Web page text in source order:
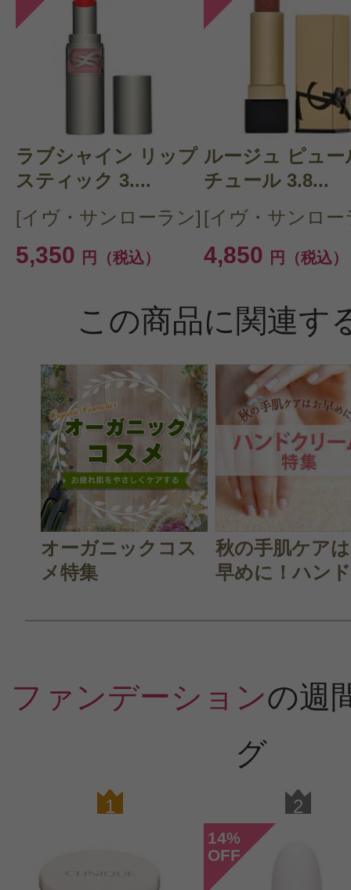
ラブシャイン リップ
スティック 3....
[イヴ・サンローラン]
5,350 円（税込）
ルージュ ピュー
チュール 3.8...
[イヴ・サンロー
4,850 円（税込）
この商品に関連す
オーガニックコス
メ特集
秋の手肌ケア
早めに！ハン
ファンデーションの週
グ
1 2
14%
OFF